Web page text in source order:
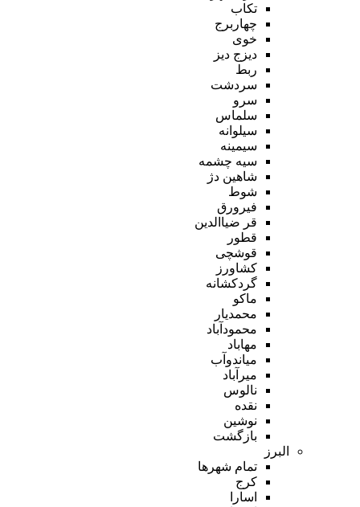
تکاب
چهاربرج
خوی
دیزج دیز
ربط
سردشت
سرو
سلماس
سیلوانه
سیمینه
سیه چشمه
شاهین دژ
شوط
فیرورق
قر ضیاالدین
قطور
قوشچی
کشاورز
گردکشانه
ماکو
محمدیار
محمودآباد
مهاباد
میاندوآب
میرآباد
نالوس
نقده
نوشین
بازگشت
البرز
تمام شهر‌ها
کرج
اسارا